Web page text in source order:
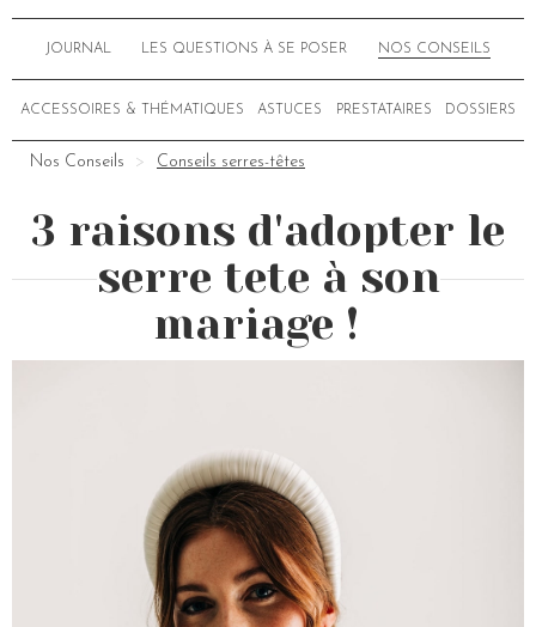
JOURNAL LES QUESTIONS À SE POSER NOS CONSEILS
ACCESSOIRES & THÉMATIQUES ASTUCES PRESTATAIRES DOSSIERS
Nos Conseils Conseils serres-têtes
3 raisons d'adopter le
serre tete à son
mariage !